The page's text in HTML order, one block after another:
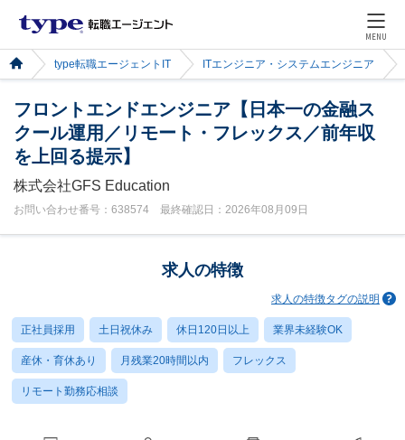
MENU
type転職エージェントIT ITエンジニア・システムエンジニア
フロントエンドエンジニア【日本一の金融ス
クール運用／リモート・フレックス／前年収
を上回る提示】
株式会社GFS Education
お問い合わせ番号：638574 最終確認日：2026年08月09日
求人の特徴
求人の特徴タグの説明
正社員採用 土日祝休み 休日120日以上 業界未経験OK
産休・育休あり 月残業20時間以内 フレックス
リモート勤務応相談